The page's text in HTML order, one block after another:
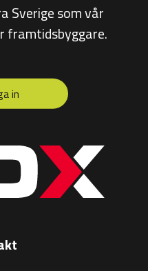
Sverige som vår
framtidsbyggare.
in